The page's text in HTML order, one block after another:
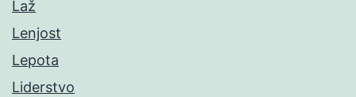
Laž
Lenjost
Lepota
Liderstvo